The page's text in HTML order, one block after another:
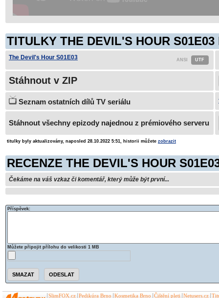
TITULKY THE DEVIL'S HOUR S01E03
The Devil's Hour S01E03
Stáhnout v ZIP
Seznam ostatních dílů TV seriálu
Stáhnout všechny epizody najednou z prémiového serveru
titulky byly aktualizovány, naposled 28.10.2022 5:51, historii můžete zobrazit
RECENZE THE DEVIL'S HOUR
Čekáme na váš vzkaz či komentář, který může být první...
Příspěvek:
Můžete připojit přílohu do velikosti 1 MB
SlimFOX.cz Pedikúra Brno Kosmetika Brno Čištění pleti Netusers.cz